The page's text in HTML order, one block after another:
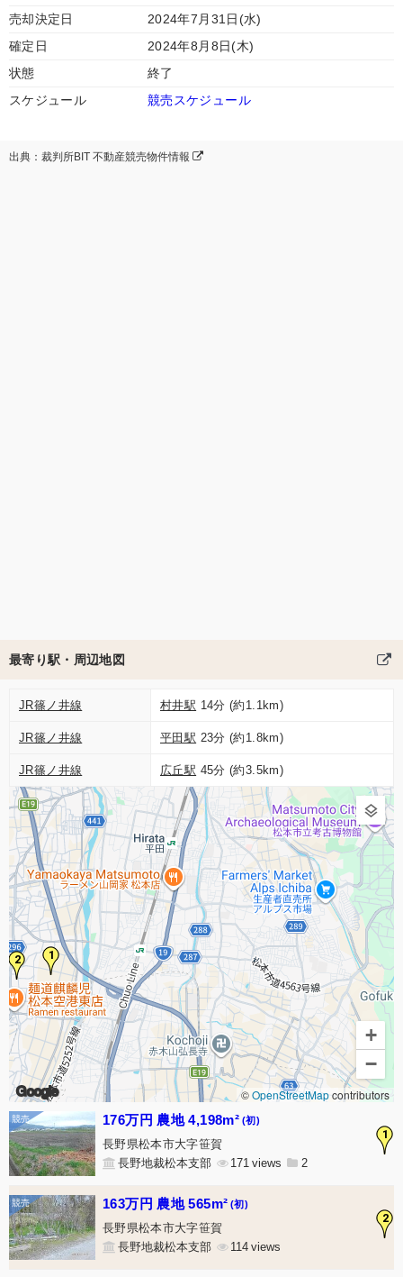
売却決定日
2024年7月31日(水)
確定日
2024年8月8日(木)
状態
終了
スケジュール
競売スケジュール
出典：裁判所BIT 不動産競売物件情報
最寄り駅・周辺地図
JR篠ノ井線 村井駅 14分 (約1.1km)
JR篠ノ井線 平田駅 23分 (約1.8km)
JR篠ノ井線 広丘駅 45分 (約3.5km)
1
2
Google
+
−
©OpenStreetMapcontributors
1
176万円 農地 4,198m² (初)
長野県松本市大字笹賀
長野地裁松本支部
171 2
2
163万円 農地 565m² (初)
長野県松本市大字笹賀
長野地裁松本支部
114